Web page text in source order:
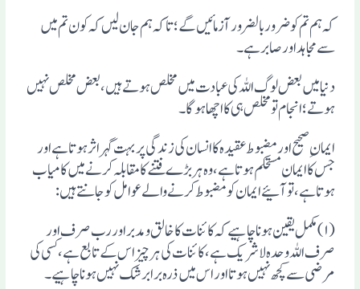
کہ ہم تم کو ضروربالضرور آزمائیں گے؛ تاکہ ہم جان لیں کہ کون تم میں
سے مجاہد اور صابر ہے۔
دنیا میں بعض لوگ اللہ کی عبادت میں مخلص ہوتے ہیں، بعض مخلص نہیں
ہوتے ؛انجام تو مخلص ہی کا اچھا ہوگا۔
ایمان ِصحیح اور مضبوط عقیدہ کا انسان کی زندگی پر بہت گہر اثر ہوتاہے اور
جس کا ایمان مستحکم ہوتاہے، وہ ہر بڑے فتنے کا مقابلہ کرنے میں کامیاب
ہوتاہے،تو آئیے ایمان کو مضبوط کرنے والے عوامل کو جانتے ہیں:
(۱)مکمل یقین ہونا چاہیے کہ کائنات کا خالق ومدبر اور رب صرف اور
صرف اللہ وحدہ لا شریک ہے،کائنات کی ہر چیز اس کے تابع ہے، کسی کی
مرضی سے کچھ نہیں ہوتااور اس میں ذرہ برابر شک نہیں ہونا چاہیے۔